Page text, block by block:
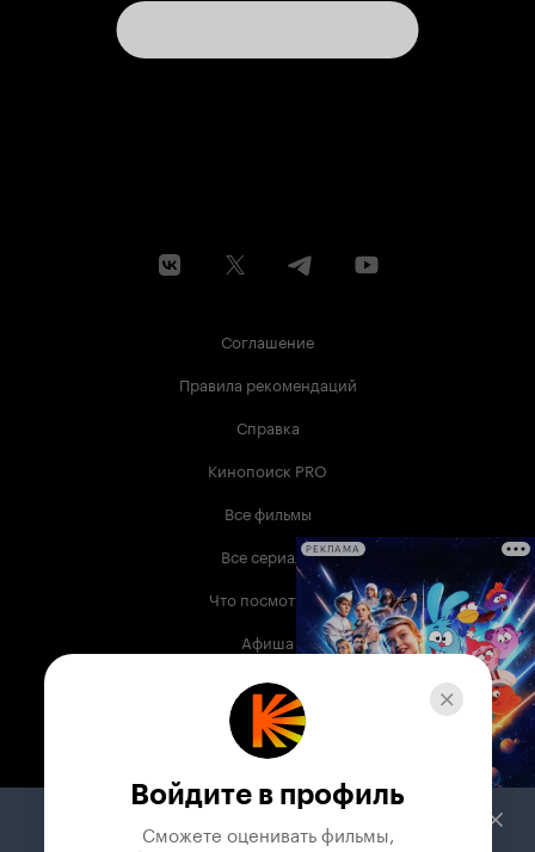
Соглашение
Правила рекомендаций
Справка
Кинопоиск PRO
Все фильмы
Все сериалы
Что посмотреть
Афиша
Музыка
Телепрограмма
Служба поддержки
РЕКЛАМА
Войдите в профиль
Сможете оценивать фильмы,